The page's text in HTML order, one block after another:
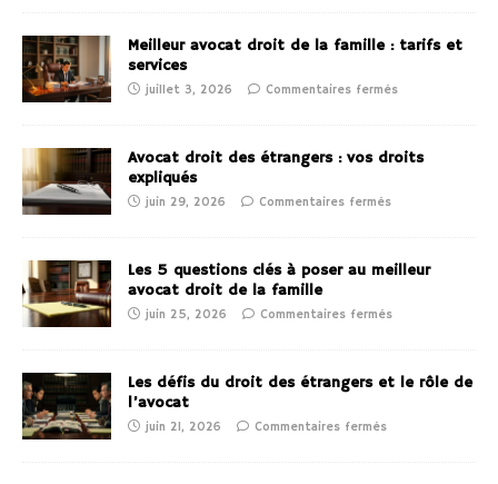
Meilleur avocat droit de la famille : tarifs et
services
juillet 3, 2026 Commentaires fermés
Avocat droit des étrangers : vos droits
expliqués
juin 29, 2026 Commentaires fermés
Les 5 questions clés à poser au meilleur
avocat droit de la famille
juin 25, 2026 Commentaires fermés
Les défis du droit des étrangers et le rôle de
l’avocat
juin 21, 2026 Commentaires fermés